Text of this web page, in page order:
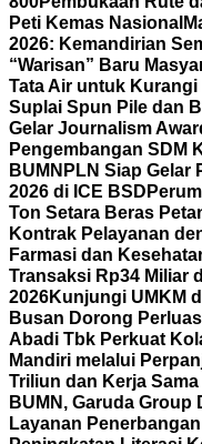
Peti Kemas Nasional
2026: Kemandirian
“Warisan” Baru
Tata Air untuk
Suplai Spun Pile dan
Gelar Journalism
Pengembangan SDM
BUMN PLN Siap Gelar
2026 di ICE BSD
Ton Setara Beras
Kontrak Pelayanan
Farmasi dan
Transaksi Rp34 Miliar
2026Kunjungi UMKM
Busan Dorong
Abadi Tbk Perkuat
Mandiri melalui
Triliun dan Kerja
BUMN, Garuda
Layanan